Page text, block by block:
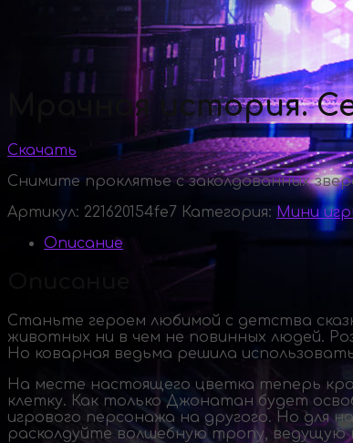
Мрачная история.
Скачать
Снимите проклятье с заколдованных
Артикул: 221620154fe7 Категория: Мини
Описание
Станьте героем любимой с детства
животных ни в чем не повинных людей.
Но коварная ведьма решила
На месте настоящего цветка теперь
клетку. Как только Джонатан будет
игрового персонажа на другого. Но для
расколдуйте волшебную тропу, ведущую